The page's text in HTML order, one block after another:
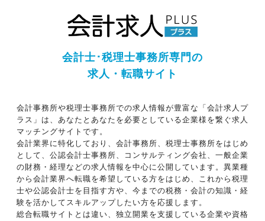
会計士･税理士事務所専門の
求人・転職サイト
会計事務所や税理士事務所での求人情報が豊富な「会計求人プ
ラス」は、あなたとあなたを必要としている企業様を繋ぐ求人
マッチングサイトです。
会計業界に特化しており、会計事務所、税理士事務所をはじめ
として、公認会計士事務所、コンサルティング会社、一般企業
の財務・経理などの求人情報を中心に公開しています。異業種
から会計業界へ転職を希望している方をはじめ、これから税理
士や公認会計士を目指す方や、今までの税務・会計の知識・経
験を活かしてスキルアップしたい方を応援します。
総合転職サイトとは違い、独立開業を支援している企業や資格